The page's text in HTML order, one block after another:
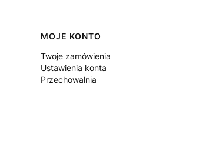
MOJE KONTO
Twoje zamówienia
Ustawienia konta
Przechowalnia